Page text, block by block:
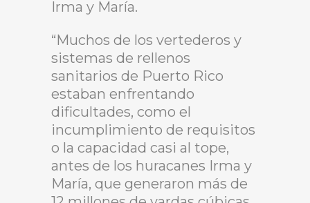
Irma y María.
“Muchos de los vertederos y
sistemas de rellenos
sanitarios de Puerto Rico
estaban enfrentando
dificultades, como el
incumplimiento de requisitos
o la capacidad casi al tope,
antes de los huracanes Irma y
María, que generaron más de